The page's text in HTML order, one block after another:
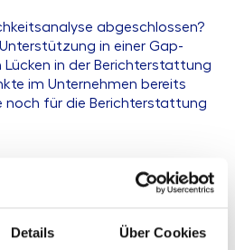
Details Über Cookies
abgeschlossen?
in einer Gap-
Lücken in der Berichterstattung
im Unternehmen bereits
noch für die Berichterstattung